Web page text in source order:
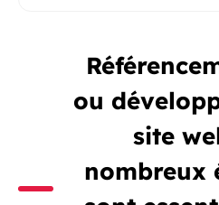
ou
site
nombreux